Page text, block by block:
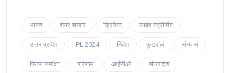
भारत शेयर बाजार क्रिकेट लाइव स्ट्रीमिंग
उत्तर प्रदेश IPL 2024 निवेश फुटबॉल संन्यास
फिल्म समीक्षा परिणाम आईपीओ बांग्लादेश